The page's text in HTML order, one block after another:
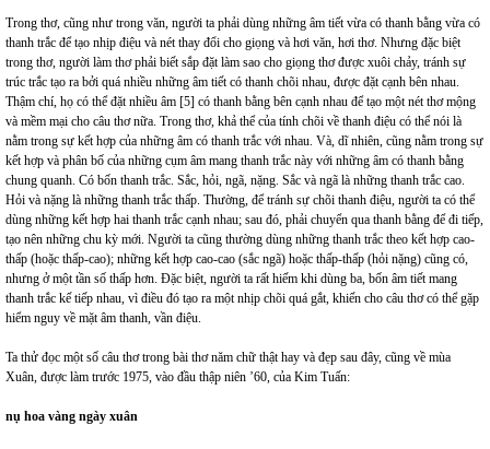
Trong thơ, cũng như trong văn, người ta phải dùng những âm tiết vừa có thanh bằng vừa có
thanh trắc để tạo nhịp điệu và nét thay đổi cho giọng và hơi văn, hơi thơ. Nhưng đặc biệt
trong thơ, người làm thơ phải biết sắp đặt làm sao cho giọng thơ được xuôi chảy, tránh sự
trúc trắc tạo ra bởi quá nhiều những âm tiết có thanh chõi nhau, được đặt cạnh bên nhau.
Thậm chí, họ có thể đặt nhiều âm [5] có thanh bằng bên cạnh nhau để tạo một nét thơ mộng
và mềm mại cho câu thơ nữa. Trong thơ, khả thể của tính chõi về thanh điệu có thể nói là
nằm trong sự kết hợp của những âm có thanh trắc với nhau. Và, dĩ nhiên, cũng nằm trong sự
kết hợp và phân bố của những cụm âm mang thanh trắc này với những âm có thanh bằng
chung quanh. Có bốn thanh trắc. Sắc, hỏi, ngã, nặng. Sắc và ngã là những thanh trắc cao.
Hỏi và nặng là những thanh trắc thấp. Thường, để tránh sự chõi thanh điệu, người ta có thể
dùng những kết hợp hai thanh trắc cạnh nhau; sau đó, phải chuyển qua thanh bằng để đi tiếp,
tạo nên những chu kỳ mới. Người ta cũng thường dùng những thanh trắc theo kết hợp cao-
thấp (hoặc thấp-cao); những kết hợp cao-cao (sắc ngã) hoặc thấp-thấp (hỏi nặng) cũng có,
nhưng ở một tần số thấp hơn. Đặc biệt, người ta rất hiếm khi dùng ba, bốn âm tiết mang
thanh trắc kế tiếp nhau, vì điều đó tạo ra một nhịp chõi quá gắt, khiến cho câu thơ có thể gặp
hiểm nguy về mặt âm thanh, vần điệu.
Ta thử đọc một số câu thơ trong bài thơ năm chữ thật hay và đẹp sau đây, cũng về mùa
Xuân, được làm trước 1975, vào đầu thập niên ’60, của Kim Tuấn:
nụ hoa vàng ngày xuân